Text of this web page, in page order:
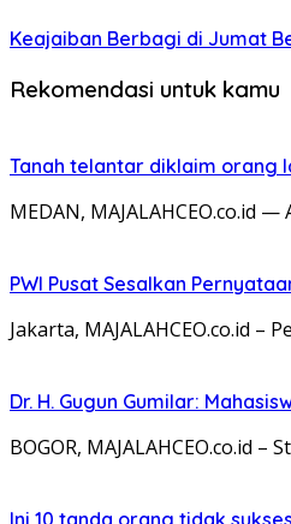
Keajaiban Berbagi di Jumat
Rekomendasi untuk kamu
Tanah telantar diklaim orang
MEDAN, MAJALAHCEO.co.id
PWI Pusat Sesalkan
Jakarta, MAJALAHCEO.co.id
Dr. H. Gugun Gumilar:
BOGOR, MAJALAHCEO.co.id
Ini 10 tanda orang tidak